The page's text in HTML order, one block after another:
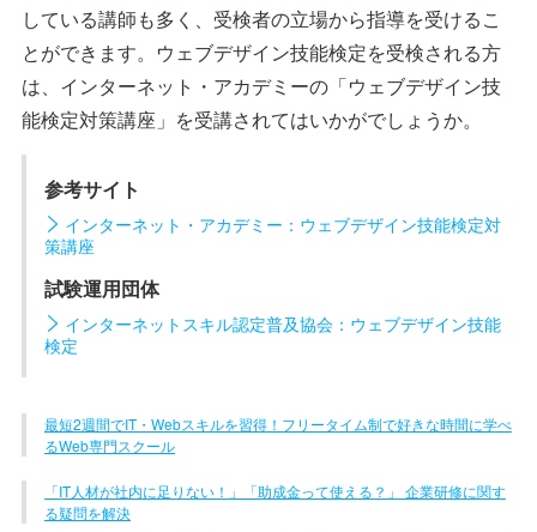
している講師も多く、受検者の立場から指導を受けるこ
とができます。ウェブデザイン技能検定を受検される方
は、インターネット・アカデミーの「ウェブデザイン技
能検定対策講座」を受講されてはいかがでしょうか。
参考サイト
インターネット・アカデミー：ウェブデザイン技能検定対
策講座
試験運用団体
インターネットスキル認定普及協会：ウェブデザイン技能
検定
最短2週間でIT・Webスキルを習得！フリータイム制で好きな時間に学べ
るWeb専門スクール
「IT人材が社内に足りない！」「助成金って使える？」 企業研修に関す
る疑問を解決